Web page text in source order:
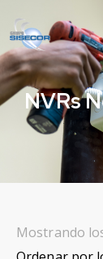
NVRs
Mostrando